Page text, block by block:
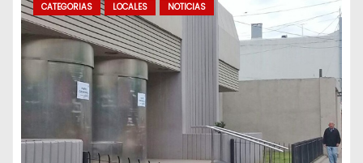
CATEGORIAS LOCALES NOTICIAS